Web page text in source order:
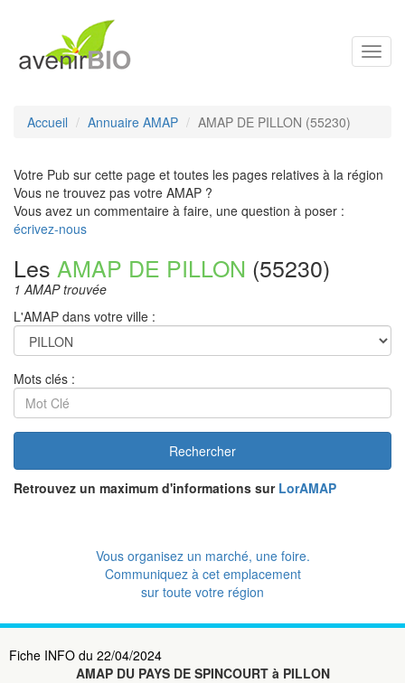
Accueil Annuaire AMAP AMAP DE PILLON (55230)
Votre Pub sur cette page et toutes les pages relatives à la région
Vous ne trouvez pas votre AMAP ?
Vous avez un commentaire à faire, une question à poser :
écrivez-nous
Les AMAP DE PILLON (55230)
1 AMAP trouvée
L'AMAP dans votre ville :
Mots clés :
Rechercher
Retrouvez un maximum d'informations sur LorAMAP
Vous organisez un marché, une foire.
Communiquez à cet emplacement
sur toute votre région
Fiche INFO du 22/04/2024
AMAP DU PAYS DE SPINCOURT à PILLON